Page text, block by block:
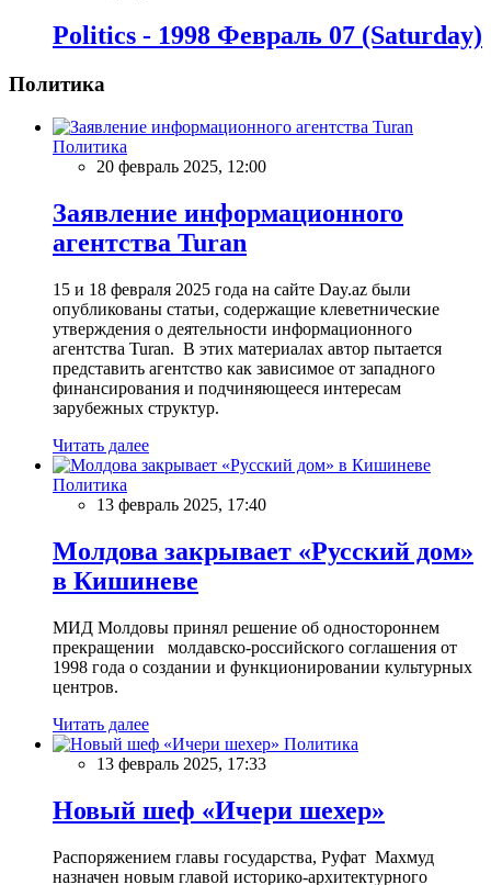
Politics - 1998 Февраль 07 (Saturday)
Политика
Политика
20 февраль 2025, 12:00
Заявление информационного
агентства Turan
15 и 18 февраля 2025 года на сайте Day.az были
опубликованы статьи, содержащие клеветнические
утверждения о деятельности информационного
агентства Turan. В этих материалах автор пытается
представить агентство как зависимое от западного
финансирования и подчиняющееся интересам
зарубежных структур.
Читать далее
Политика
13 февраль 2025, 17:40
Молдова закрывает «Русский дом»
в Кишиневе
МИД Молдовы принял решение об одностороннем
прекращении молдавско-российского соглашения от
1998 года о создании и функционировании культурных
центров.
Читать далее
Политика
13 февраль 2025, 17:33
Новый шеф «Ичери шехер»
Распоряжением главы государства, Руфат Махмуд
назначен новым главой историко-архитектурного